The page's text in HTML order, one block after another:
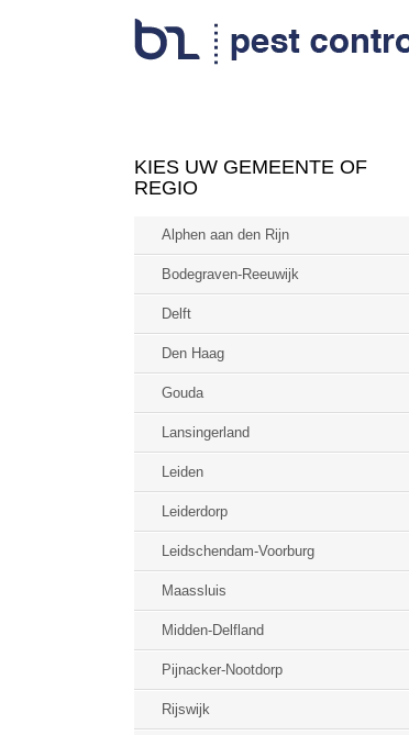
KIES UW GEMEENTE OF
REGIO
Alphen aan den Rijn
Bodegraven-Reeuwijk
Delft
Den Haag
Gouda
Lansingerland
Leiden
Leiderdorp
Leidschendam-Voorburg
Maassluis
Midden-Delfland
Pijnacker-Nootdorp
Rijswijk